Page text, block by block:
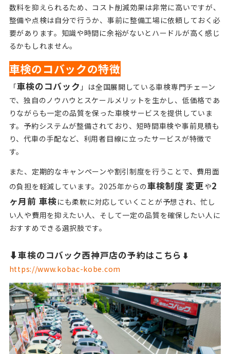
数料を抑えられるため、コスト削減効果は非常に高いですが、
整備や点検は自分で行うか、事前に整備工場に依頼しておく必
要があります。知識や時間に余裕がないとハードルが高く感じ
るかもしれません。
車検のコバックの特徴
「車検のコバック 」は全国展開している車検専門チェーン
で、独自のノウハウとスケールメリットを生かし、低価格であ
りながらも一定の品質を保った車検サービスを提供していま
す。予約システムが整備されており、短時間車検や事前見積も
り、代車の手配など、利用者目線に立ったサービスが特徴で
す。
また、定期的なキャンペーンや割引制度を行うことで、費用面
の負担を軽減しています。2025年からの車検制度 変更や2
ヶ月前 車検にも柔軟に対応していくことが予想され、忙し
い人や費用を抑えたい人、そして一定の品質を確保したい人に
おすすめできる選択肢です。
⬇︎車検のコバック西神戸店の予約はこちら ⬇︎
https://www.kobac-kobe.com